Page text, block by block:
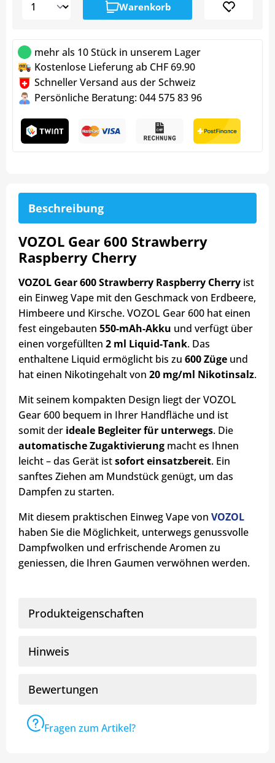
Warenkorb
mehr als 10 Stück in unserem Lager
Kostenlose Lieferung ab CHF 69.90
Schneller Versand aus der Schweiz
Persönliche Beratung: 044 575 83 96
Beschreibung
VOZOL Gear 600 Strawberry
Raspberry Cherry
VOZOL Gear 600 Strawberry Raspberry Cherry ist
ein Einweg Vape mit den Geschmack von Erdbeere,
Himbeere und Kirsche. VOZOL Gear 600 hat einen
fest eingebauten 550-mAh-Akku und verfügt über
einen vorgefüllten 2 ml Liquid-Tank. Das
enthaltene Liquid ermöglicht bis zu 600 Züge und
hat einen Nikotingehalt von 20 mg/ml Nikotinsalz.
Mit seinem kompakten Design liegt der VOZOL
Gear 600 bequem in Ihrer Handfläche und ist
somit der ideale Begleiter für unterwegs. Die
automatische Zugaktivierung macht es Ihnen
leicht – das Gerät istsofort einsatzbereit. Ein
sanftes Ziehen am Mundstück genügt, um das
Dampfen zu starten.
Mit diesem praktischen Einweg Vape von VOZOL
haben Sie die Möglichkeit, unterwegs genussvolle
Dampfwolken und erfrischende Aromen zu
geniessen, die Ihren Gaumen verwöhnen werden.
Produkteigenschaften
Hinweis
Bewertungen
Fragen zum Artikel?